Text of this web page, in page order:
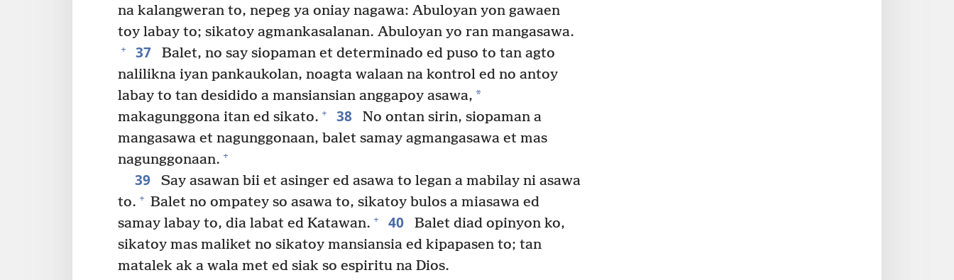
na kalangweran to, nepeg ya oniay nagawa: Abuloyan yon gawaen
toy labay to; sikatoy agmankasalanan. Abuloyan yo ran mangasawa.
+ 37
Balet, no say siopaman et determinado ed puso to tan agto
nalilikna iyan pankaukolan, noagta walaan na kontrol ed no antoy
labay to tan desidido a mansiansian anggapoy asawa, *
makagunggona itan ed sikato. + 38
No ontan sirin, siopaman a
mangasawa et nagunggonaan, balet samay agmangasawa et mas
nagunggonaan. +
39
Say asawan bii et asinger ed asawa to legan a mabilay ni asawa
to. + Balet no ompatey so asawa to, sikatoy bulos a miasawa ed
samay labay to, dia labat ed Katawan. + 40
Balet diad opinyon ko,
sikatoy mas maliket no sikatoy mansiansia ed kipapasen to; tan
matalek ak a wala met ed siak so espiritu na Dios.